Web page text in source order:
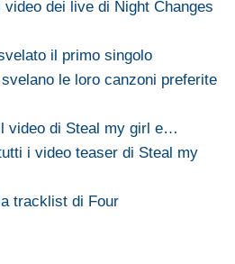
dei live di Night Changes
il primo singolo
svelano le loro canzoni preferite
video di Steal my girl e…
i video teaser di Steal my
tracklist di Four